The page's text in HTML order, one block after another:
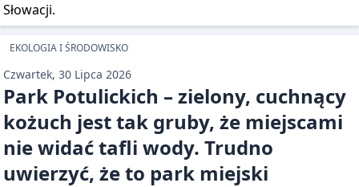
Słowacji.
EKOLOGIA I ŚRODOWISKO
Czwartek, 30 Lipca 2026
Park Potulickich – zielony, cuchnący
kożuch jest tak gruby, że miejscami
nie widać tafli wody. Trudno
uwierzyć, że to park miejski